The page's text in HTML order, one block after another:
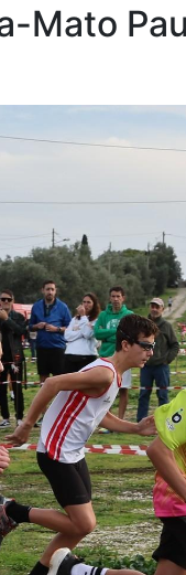
Mato